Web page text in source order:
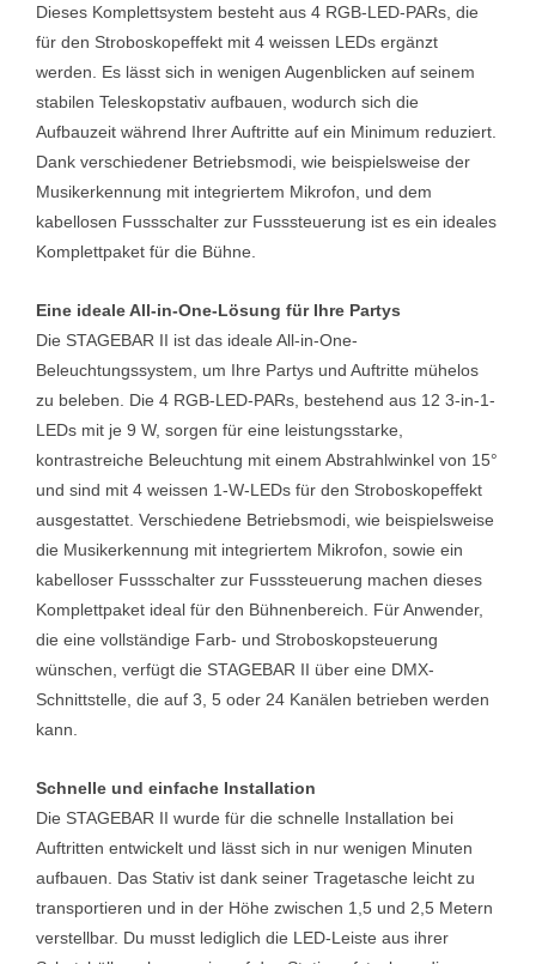
Dieses Komplettsystem besteht aus 4 RGB-LED-PARs, die
für den Stroboskopeffekt mit 4 weissen LEDs ergänzt
werden. Es lässt sich in wenigen Augenblicken auf seinem
stabilen Teleskopstativ aufbauen, wodurch sich die
Aufbauzeit während Ihrer Auftritte auf ein Minimum reduziert.
Dank verschiedener Betriebsmodi, wie beispielsweise der
Musikerkennung mit integriertem Mikrofon, und dem
kabellosen Fussschalter zur Fusssteuerung ist es ein ideales
Komplettpaket für die Bühne.
Eine ideale All-in-One-Lösung für Ihre Partys
Die STAGEBAR II ist das ideale All-in-One-
Beleuchtungssystem, um Ihre Partys und Auftritte mühelos
zu beleben. Die 4 RGB-LED-PARs, bestehend aus 12 3-in-1-
LEDs mit je 9 W, sorgen für eine leistungsstarke,
kontrastreiche Beleuchtung mit einem Abstrahlwinkel von 15°
und sind mit 4 weissen 1-W-LEDs für den Stroboskopeffekt
ausgestattet. Verschiedene Betriebsmodi, wie beispielsweise
die Musikerkennung mit integriertem Mikrofon, sowie ein
kabelloser Fussschalter zur Fusssteuerung machen dieses
Komplettpaket ideal für den Bühnenbereich. Für Anwender,
die eine vollständige Farb- und Stroboskopsteuerung
wünschen, verfügt die STAGEBAR II über eine DMX-
Schnittstelle, die auf 3, 5 oder 24 Kanälen betrieben werden
kann.
Schnelle und einfache Installation
Die STAGEBAR II wurde für die schnelle Installation bei
Auftritten entwickelt und lässt sich in nur wenigen Minuten
aufbauen. Das Stativ ist dank seiner Tragetasche leicht zu
transportieren und in der Höhe zwischen 1,5 und 2,5 Metern
verstellbar. Du musst lediglich die LED-Leiste aus ihrer